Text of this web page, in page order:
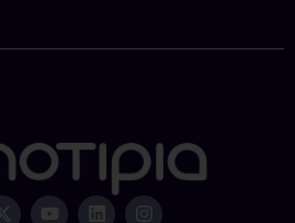
X Y L I